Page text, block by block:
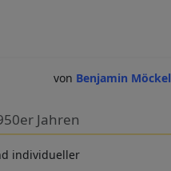
Benjamin Möckel
Jahren
individueller